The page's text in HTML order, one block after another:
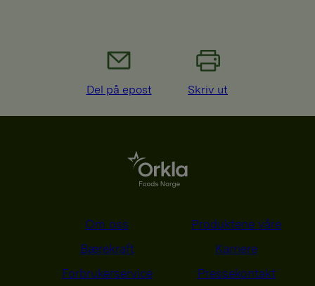
Del på epost Skriv ut
Om oss
Produktene våre
Bærekraft
Karriere
Forbrukerservice
Pressekontakt